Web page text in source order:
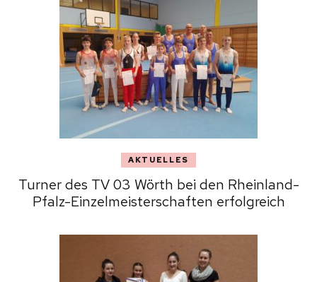
AKTUELLES
Turner des TV 03 Wörth bei den Rheinland-
Pfalz-Einzelmeisterschaften erfolgreich